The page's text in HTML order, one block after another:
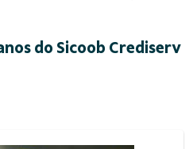
do Sicoob Crediserv